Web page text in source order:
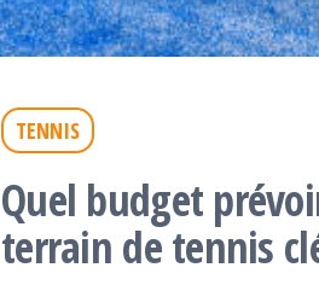
TENNIS
Quel budget
terrain de tennis